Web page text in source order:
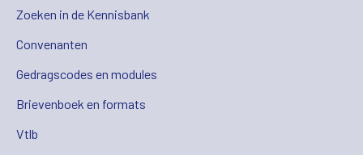
Zoeken in de Kennisbank
Convenanten
Gedragscodes en modules
Brievenboek en formats
Vtlb